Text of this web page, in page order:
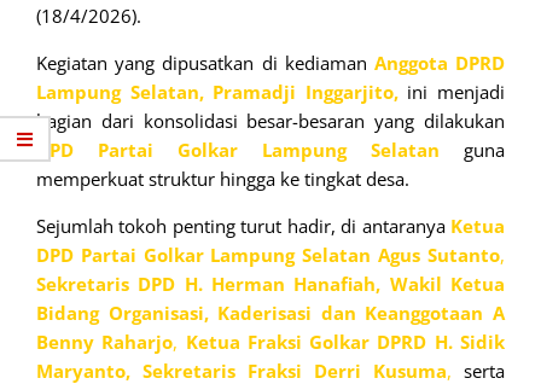
(18/4/2026).
Kegiatan yang dipusatkan di kediaman Anggota DPRD
Lampung Selatan, Pramadji Inggarjito,ini menjadi
bagian dari konsolidasi besar-besaran yang dilakukan
DPD
Partai Golkar Lampung Selatan guna
memperkuat struktur hingga ke tingkat desa.
Sejumlah tokoh penting turut hadir, di antaranya Ketua
DPD Partai Golkar Lampung Selatan Agus Sutanto,
Sekretaris DPD H. Herman Hanafiah, Wakil Ketua
Bidang Organisasi, Kaderisasi dan Keanggotaan A
Benny Raharjo, Ketua Fraksi Golkar DPRD H. Sidik
Maryanto, Sekretaris Fraksi Derri Kusuma, serta